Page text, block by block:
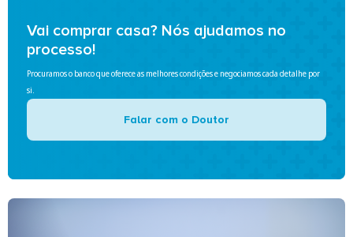
Vai comprar casa? Nós ajudamos no
processo!
Procuramos o banco que oferece as melhores condições e negociamos cada detalhe por
si.
Falar com o Doutor